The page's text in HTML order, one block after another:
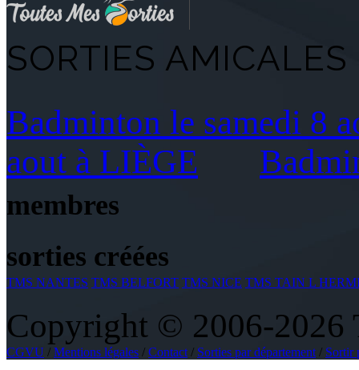
SORTIES
Badminton le samedi 8
aout à LIÈGE
membres
sorties créées
TMS NANTES TMS BELFORT TMS NICE TMS TAIN L
Copyright © 2006-2026
CGVU / Mentions légales / Contact / Sorties par département / Sortir